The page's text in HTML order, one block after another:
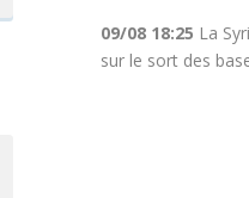
09/08 18:25 La
sur le sort des